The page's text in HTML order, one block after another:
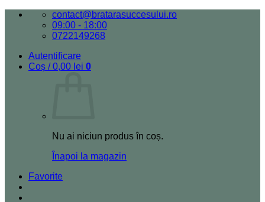
Skip
contact@bratarasuccesului.ro
09:00 - 18:00
0722149268
Autentificare
Coș /0,00 lei 0
Nu ai niciun produs în coș.
Înapoi la magazin
Favorite